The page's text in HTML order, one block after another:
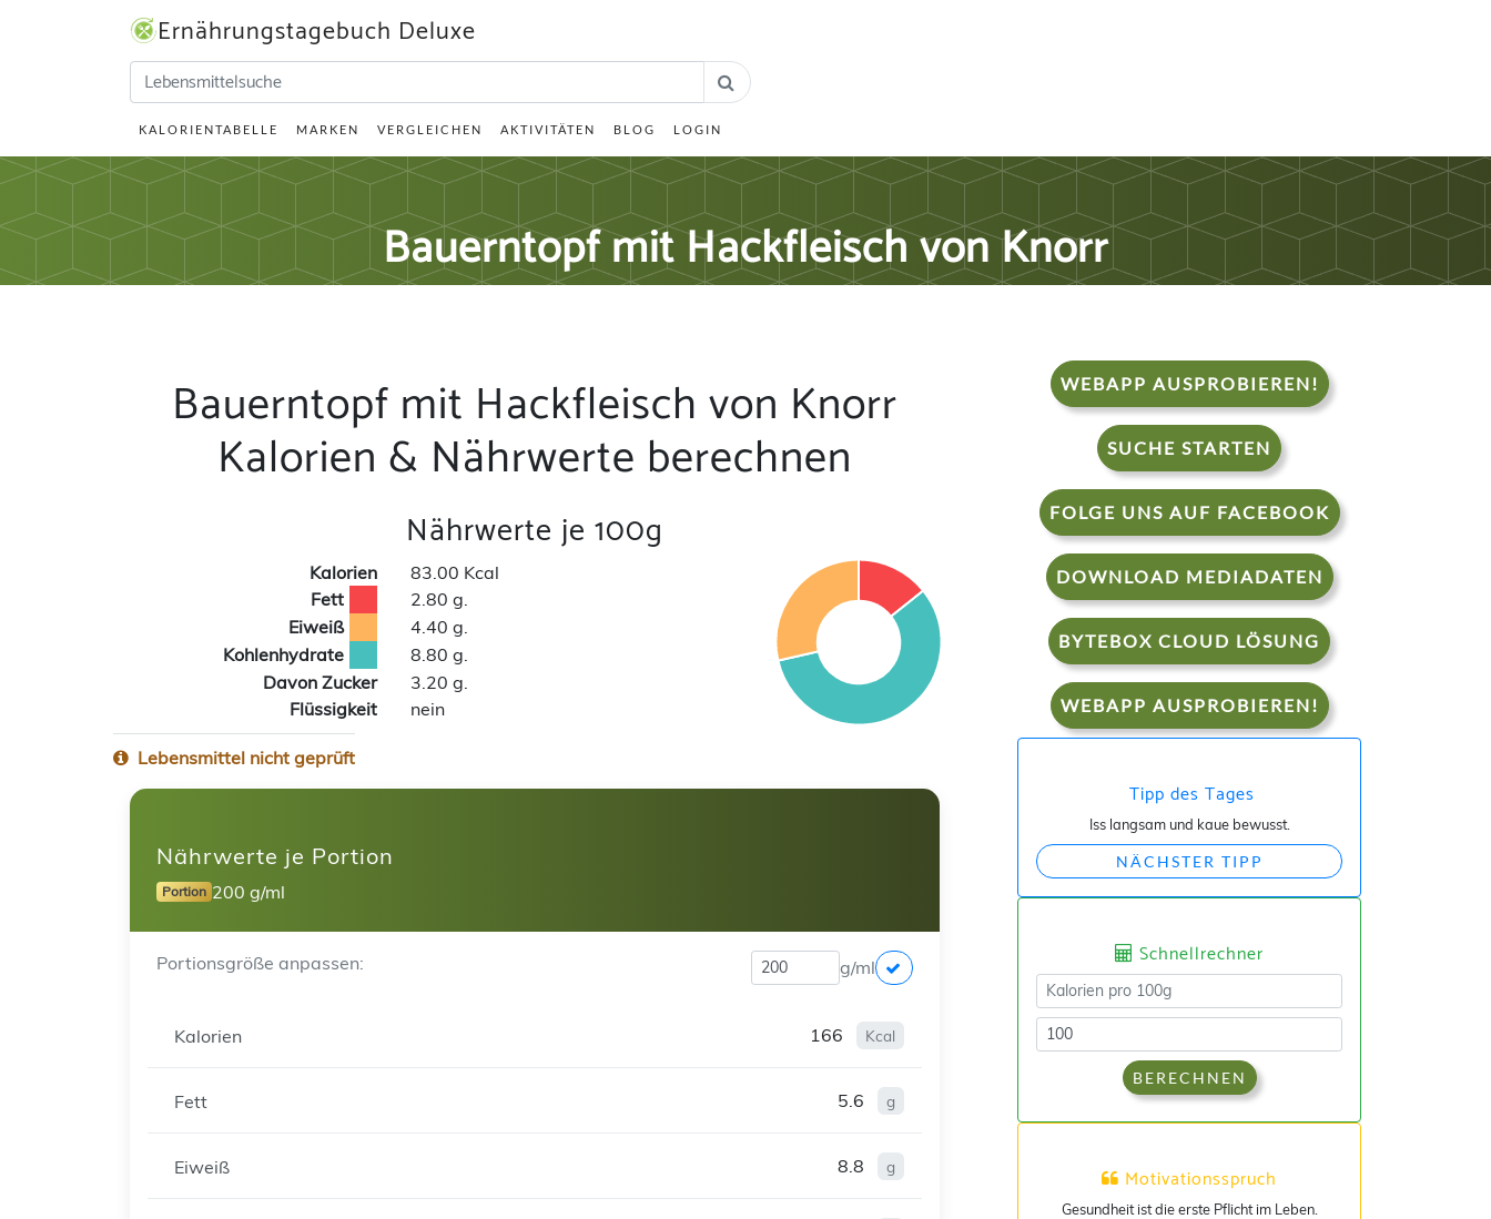
Ernährungstagebuch Deluxe
KALORIENTABELLE MARKEN VERGLEICHEN AKTIVITÄTEN BLOG LOGIN
Bauerntopf mit Hackfleisch von Knorr
Bauerntopf mit Hackfleisch von Knorr
Kalorien & Nährwerte berechnen
Nährwerte je 100g
Kalorien
83.00 Kcal
Fett
2.80 g.
Eiweiß
4.40 g.
Kohlenhydrate
8.80 g.
Davon Zucker
3.20 g.
Flüssigkeit
nein
Lebensmittel nicht geprüft
Nährwerte je Portion
Portion 200 g/ml
Portionsgröße anpassen: g/ml
Kalorien 166 Kcal
Fett 5.6 g
Eiweiß 8.8 g
WEBAPP AUSPROBIEREN!
SUCHE STARTEN
FOLGE UNS AUF FACEBOOK
DOWNLOAD MEDIADATEN
BYTEBOX CLOUD LÖSUNG
WEBAPP AUSPROBIEREN!
Tipp des Tages
Iss langsam und kaue bewusst.
NÄCHSTER TIPP
Schnellrechner
BERECHNEN
Motivationsspruch
Gesundheit ist die erste Pflicht im Leben.